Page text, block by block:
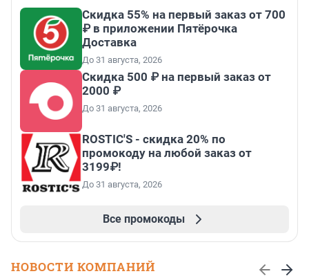
Скидка 55% на первый заказ от 700
₽ в приложении Пятёрочка
Доставка
До 31 августа, 2026
Скидка 500 ₽ на первый заказ от
2000 ₽
До 31 августа, 2026
ROSTIC'S - скидка 20% по
промокоду на любой заказ от
3199₽!
До 31 августа, 2026
Все промокоды
НОВОСТИ КОМПАНИЙ